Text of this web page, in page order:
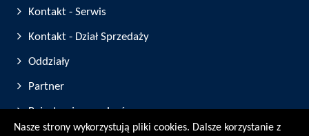
Kontakt - Serwis
Kontakt - Dział Sprzedaży
Oddziały
Partner
Rejestracja urządzeń
Nasze strony wykorzystują pliki cookies. Dalsze korzystanie z